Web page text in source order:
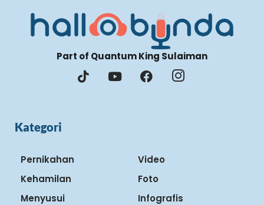
Part of Quantum King Sulaiman
Kategori
Pernikahan
Kehamilan
Menyusui
Video
Foto
Infografis